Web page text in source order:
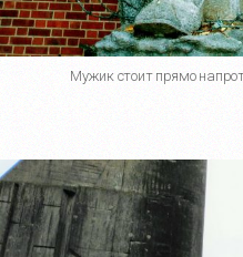
Мужик стоит прямо